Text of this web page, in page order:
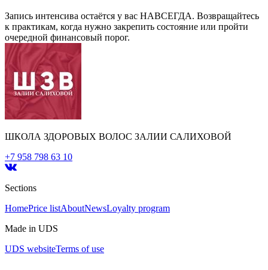
Запись интенсива остаётся у вас НАВСЕГДА. Возвращайтесь
к практикам, когда нужно закрепить состояние или пройти
очередной финансовый порог.
ШКОЛА ЗДОРОВЫХ ВОЛОС ЗАЛИИ САЛИХОВОЙ
+7 958 798 63 10
Sections
HomePrice listAboutNewsLoyalty program
Made in UDS
UDS websiteTerms of use